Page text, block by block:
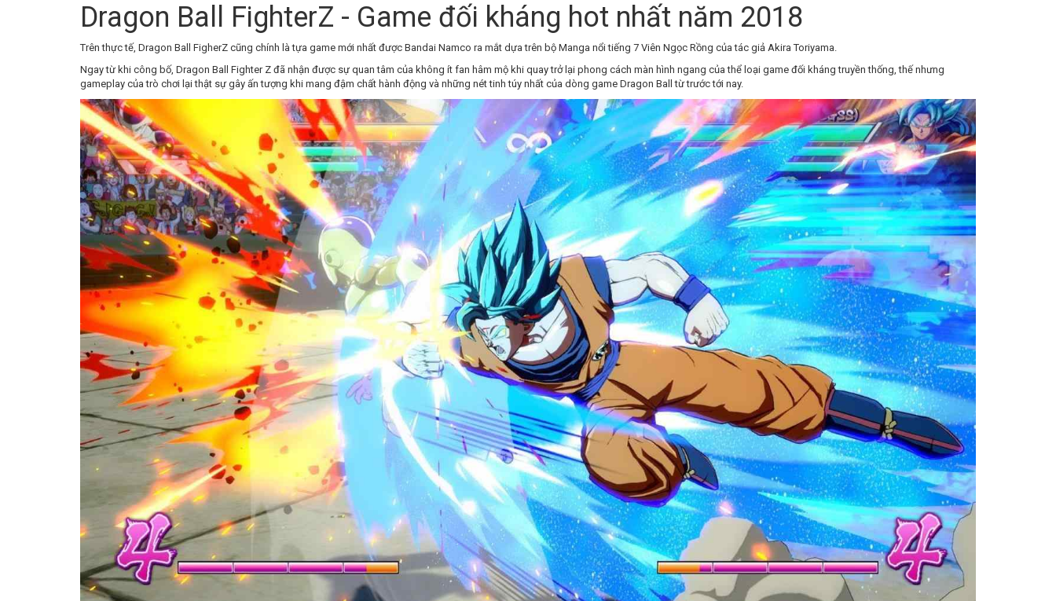
Dragon Ball FighterZ - Game đối kháng hot nhất năm 2018
Trên thực tế, Dragon Ball FigherZ cũng chính là tựa game mới nhất được Bandai Namco ra mắt dựa trên bộ Manga nổi tiếng 7 Viên Ngọc Rồng của tác giả Akira Toriyama.
Ngay từ khi công bố, Dragon Ball Fighter Z đã nhận được sự quan tâm của không ít fan hâm mộ khi quay trở lại phong cách màn hình ngang của thể loại game đối kháng truyền thống, thế nhưng
gameplay của trò chơi lại thật sự gây ấn tượng khi mang đậm chất hành động và những nét tinh túy nhất của dòng game Dragon Ball từ trước tới nay.